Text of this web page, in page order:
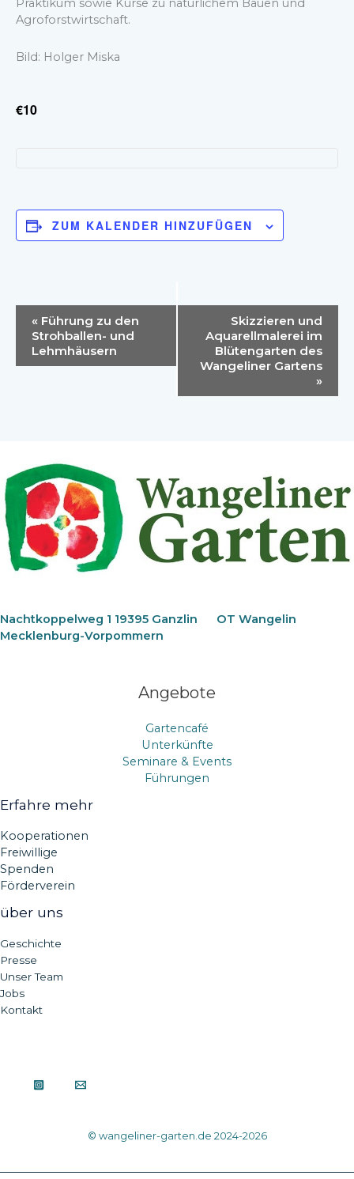
Praktikum sowie Kurse zu natürlichem Bauen und
Agroforstwirtschaft.
Bild: Holger Miska
€10
ZUM KALENDER HINZUFÜGEN
Navigation
« Führung zu den
Strohballen- und
Lehmhäusern
Skizzieren und
Aquarellmalerei im
Blütengarten des
Wangeliner Gartens
»
Nachtkoppelweg 1 19395 Ganzlin OT Wangelin
Mecklenburg-Vorpommern
Angebote
Gartencafé
Unterkünfte
Seminare & Events
Führungen
Erfahre mehr
Kooperationen
Freiwillige
Spenden
Förderverein
über uns
Geschichte
Presse
Unser Team
Jobs
Kontakt
© wangeliner-garten.de 2024-2026